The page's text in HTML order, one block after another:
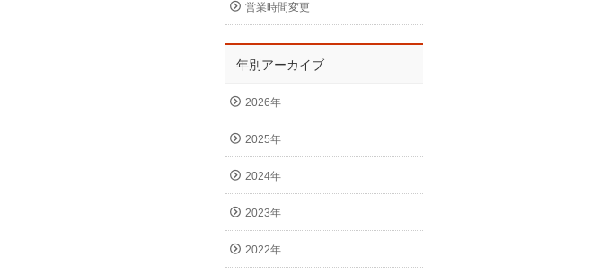
営業時間変更
年別アーカイブ
2026年
2025年
2024年
2023年
2022年